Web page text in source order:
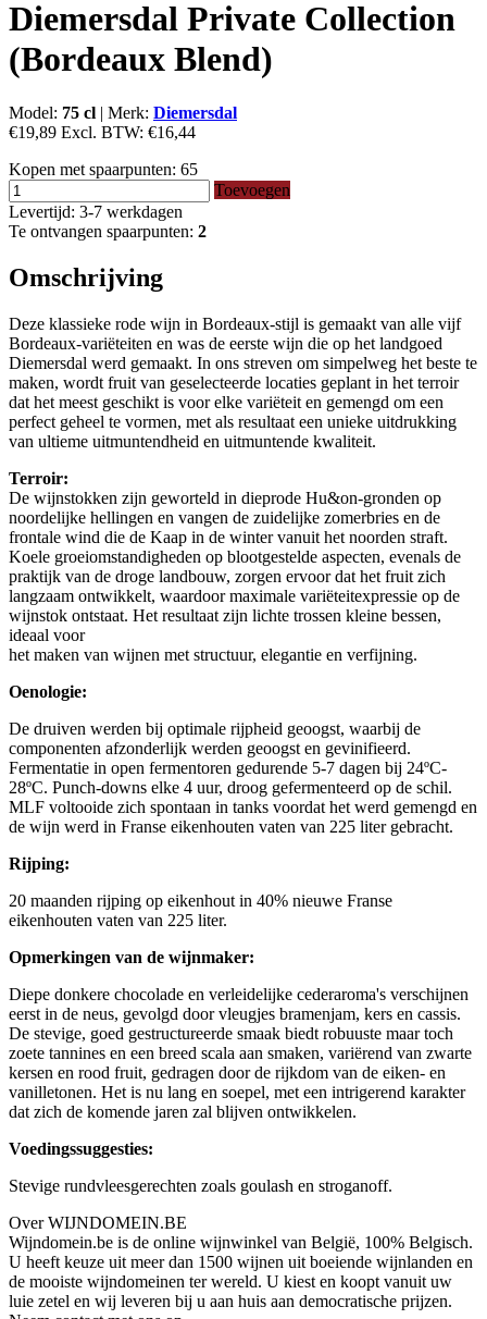
Diemersdal Private Collection
(Bordeaux Blend)
Model: 75 cl | Merk: Diemersdal
€19,89 Excl. BTW: €16,44
Kopen met spaarpunten: 65
Toevoegen
Levertijd: 3-7 werkdagen
Te ontvangen spaarpunten: 2
Omschrijving
Deze klassieke rode wijn in Bordeaux-stijl is gemaakt van alle vijf
Bordeaux-variëteiten en was de eerste wijn die op het landgoed
Diemersdal werd gemaakt. In ons streven om simpelweg het beste te
maken, wordt fruit van geselecteerde locaties geplant in het terroir
dat het meest geschikt is voor elke variëteit en gemengd om een ​​
perfect geheel te vormen, met als resultaat een unieke uitdrukking
van ultieme uitmuntendheid en uitmuntende kwaliteit.
Terroir:
De wijnstokken zijn geworteld in dieprode Hu&on-gronden op
noordelijke hellingen en vangen de zuidelijke zomerbries en de
frontale wind die de Kaap in de winter vanuit het noorden straft.
Koele groeiomstandigheden op blootgestelde aspecten, evenals de
praktijk van de droge landbouw, zorgen ervoor dat het fruit zich
langzaam ontwikkelt, waardoor maximale variëteitexpressie op de
wijnstok ontstaat. Het resultaat zijn lichte trossen kleine bessen,
ideaal voor
het maken van wijnen met structuur, elegantie en verfijning.
Oenologie:
De druiven werden bij optimale rijpheid geoogst, waarbij de
componenten afzonderlijk werden geoogst en gevinifieerd.
Fermentatie in open fermentoren gedurende 5-7 dagen bij 24ºC-
28ºC. Punch-downs elke 4 uur, droog gefermenteerd op de schil.
MLF voltooide zich spontaan in tanks voordat het werd gemengd en
de wijn werd in Franse eikenhouten vaten van 225 liter gebracht.
Rijping:
20 maanden rijping op eikenhout in 40% nieuwe Franse
eikenhouten vaten van 225 liter.
Opmerkingen van de wijnmaker:
Diepe donkere chocolade en verleidelijke cederaroma's verschijnen
eerst in de neus, gevolgd door vleugjes bramenjam, kers en cassis.
De stevige, goed gestructureerde smaak biedt robuuste maar toch
zoete tannines en een breed scala aan smaken, variërend van zwarte
kersen en rood fruit, gedragen door de rijkdom van de eiken- en
vanilletonen. Het is nu lang en soepel, met een intrigerend karakter
dat zich de komende jaren zal blijven ontwikkelen.
Voedingssuggesties:
Stevige rundvleesgerechten zoals goulash en stroganoff.
Over WIJNDOMEIN.BE
Wijndomein.be is de online wijnwinkel van België, 100% Belgisch.
U heeft keuze uit meer dan 1500 wijnen uit boeiende wijnlanden en
de mooiste wijndomeinen ter wereld. U kiest en koopt vanuit uw
luie zetel en wij leveren bij u aan huis aan democratische prijzen.